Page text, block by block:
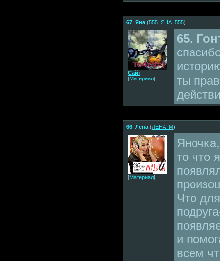
67 Яна (555_ЯНА_555)
Сайт
[Материал]
65.
ты
66 Лена (ЛЕНА_М)
[Материал]
то что
Что
и
всем